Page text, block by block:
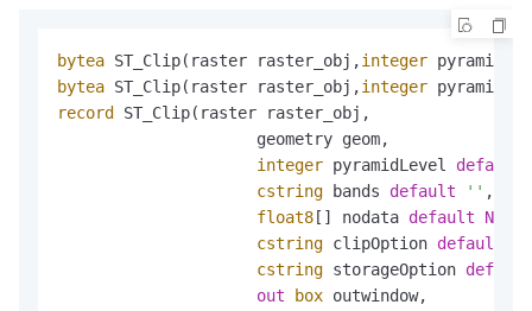
bytea ST_Clip(raster raster_obj,integer
bytea ST_Clip(raster raster_obj,integer
record
ST_Clip(raster raster_obj,
                     geometry geom,
integer pyramidLevel default
cstring bands default '' ,
float8 [] nodata default NULL
cstring clipOption default
cstring storageOption default
out
box outwindow,